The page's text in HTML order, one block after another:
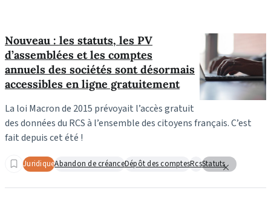
Nouveau : les statuts, les PV
d’assemblées et les comptes
annuels des sociétés sont désormais
accessibles en ligne gratuitement
La loi Macron de 2015 prévoyait l’accès gratuit
des données du RCS à l’ensemble des citoyens français. C’est
fait depuis cet été !
JuridiqueAbandon de créanceDépôt des comptesRcsStatuts